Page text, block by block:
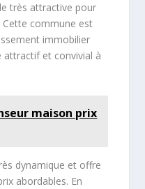
très attractive pour
Cette commune est
immobilier
attractif et convivial à
maison prix
dynamique et offre
abordables. En